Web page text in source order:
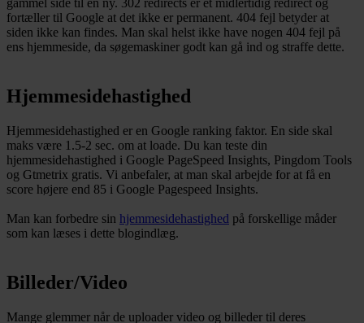
gammel side til en ny. 302 redirects er et midlertidig redirect og
fortæller til Google at det ikke er permanent. 404 fejl betyder at
siden ikke kan findes. Man skal helst ikke have nogen 404 fejl på
ens hjemmeside, da søgemaskiner godt kan gå ind og straffe dette.
Hjemmesidehastighed
Hjemmesidehastighed er en Google ranking faktor. En side skal
maks være 1.5-2 sec. om at loade. Du kan teste din
hjemmesidehastighed i Google PageSpeed Insights, Pingdom Tools
og Gtmetrix gratis. Vi anbefaler, at man skal arbejde for at få en
score højere end 85 i Google Pagespeed Insights.
Man kan forbedre sin hjemmesidehastighed på forskellige måder
som kan læses i dette blogindlæg.
Billeder/Video
Mange glemmer når de uploader video og billeder til deres